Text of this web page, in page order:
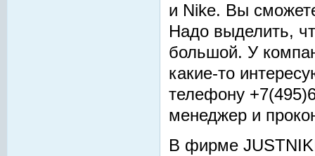
и Nike. Вы
Надо выделить,
большой. У
какие-то
телефону
менеджер и
В фирме